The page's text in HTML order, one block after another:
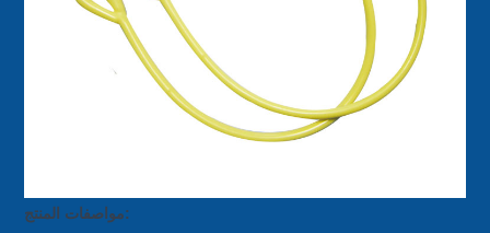
مواصفات المنتج: